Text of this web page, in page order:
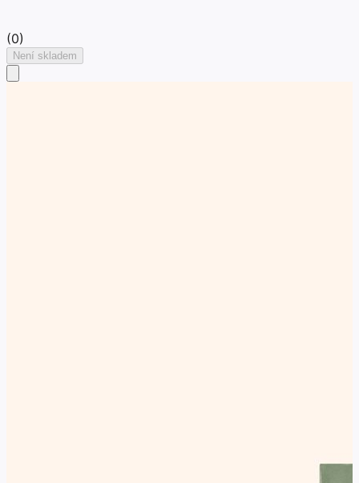
(0)
Není skladem